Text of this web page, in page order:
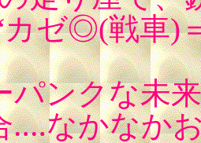
カゼ◎(戦車)
ンクな未来
‥‥なかなか